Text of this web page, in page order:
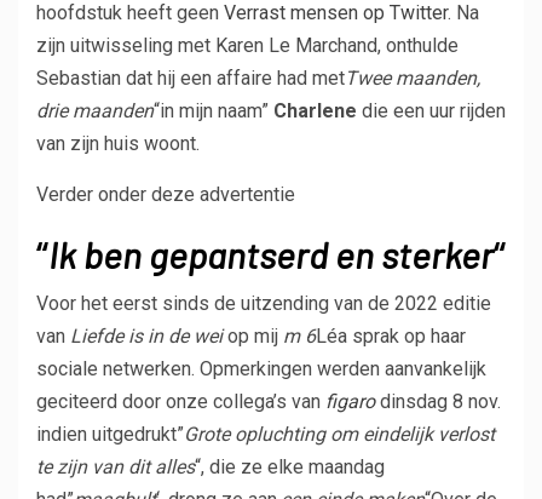
hoofdstuk heeft geen Verrast mensen op Twitter. Na
zijn uitwisseling met Karen Le Marchand, onthulde
Sebastian dat hij een affaire had metTwee maanden,
drie maanden“in mijn naam” Charlene die een uur rijden
van zijn huis woont.
Verder onder deze advertentie
“Ik ben gepantserd en sterker“
Voor het eerst sinds de uitzending van de 2022 editie
van Liefde is in de weiop mij m 6Léa sprak op haar
sociale netwerken. Opmerkingen werden aanvankelijk
geciteerd door onze collega’s van figarodinsdag 8 nov.
indien uitgedrukt”Grote opluchting om eindelijk verlost
te zijn van dit alles“, die ze elke maandag